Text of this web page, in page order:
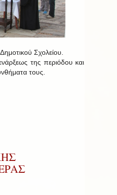
Σχολείου.
της περιόδου και
τους.